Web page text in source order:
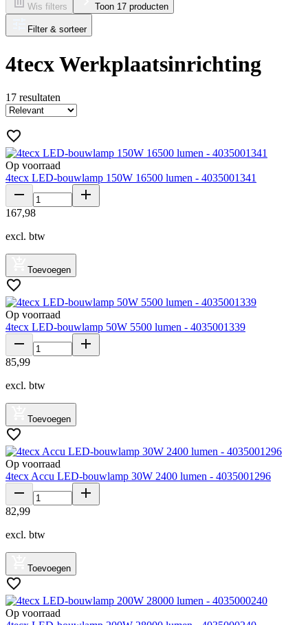
Wis filters Toon 17 producten
Filter & sorteer
4tecx Werkplaatsinrichting
17 resultaten
Op voorraad
4tecx LED-bouwlamp 150W 16500 lumen - 4035001341
167,98
excl. btw
Toevoegen
Op voorraad
4tecx LED-bouwlamp 50W 5500 lumen - 4035001339
85,99
excl. btw
Toevoegen
Op voorraad
4tecx Accu LED-bouwlamp 30W 2400 lumen - 4035001296
82,99
excl. btw
Toevoegen
Op voorraad